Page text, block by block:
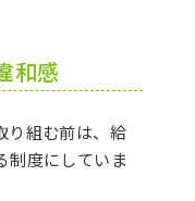
和感
り組む前は、給
制度にしていま